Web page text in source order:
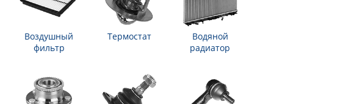
Воздушный
фильтр
Термостат
Водяной
радиатор